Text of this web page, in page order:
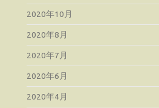
2020年10月
2020年8月
2020年7月
2020年6月
2020年4月